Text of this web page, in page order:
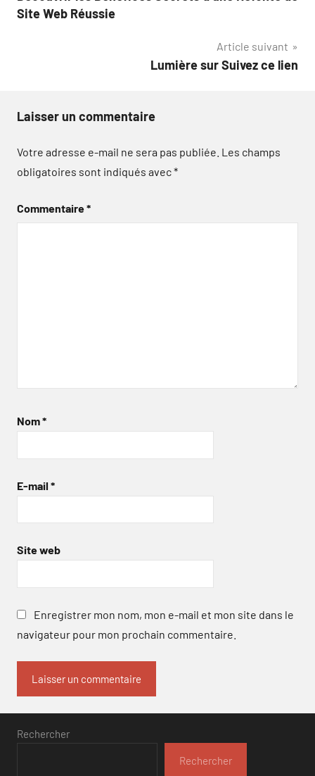
de
Site Web Réussie
Article suivant
Lumière sur Suivez ce lien
Laisser un commentaire
Votre adresse e-mail ne sera pas publiée. Les champs
obligatoires sont indiqués avec*
Commentaire*
Nom*
E-mail *
Site web
Enregistrer mon nom, mon e-mail et mon site dans le
navigateur pour mon prochain commentaire.
Rechercher
Rechercher